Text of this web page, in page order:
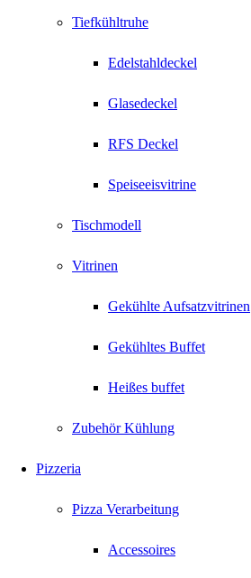
Tiefkühltruhe
Edelstahldeckel
Glasedeckel
RFS Deckel
Speiseeisvitrine
Tischmodell
Vitrinen
Gekühlte Aufsatzvitrinen
Gekühltes Buffet
Heißes buffet
Zubehör Kühlung
Pizzeria
Pizza Verarbeitung
Accessoires